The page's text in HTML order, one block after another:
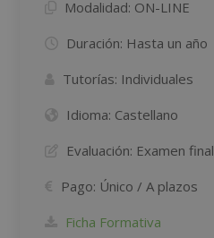
Modalidad: ON-LINE
Duración: Hasta un año
Tutorías: Individuales
Idioma: Castellano
Evaluación: Examen final
Pago: Único / A plazos
Ficha Formativa